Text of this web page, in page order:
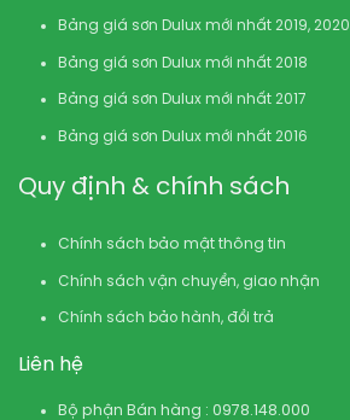
Bảng giá sơn Dulux mới nhất 2019, 2020
Bảng giá sơn Dulux mới nhất 2018
Bảng giá sơn Dulux mới nhất 2017
Bảng giá sơn Dulux mới nhất 2016
Quy định & chính sách
Chính sách bảo mật thông tin
Chính sách vận chuyển, giao nhận
Chính sách bảo hành, đổi trả
Liên hệ
Bộ phận Bán hàng : 0978.148.000